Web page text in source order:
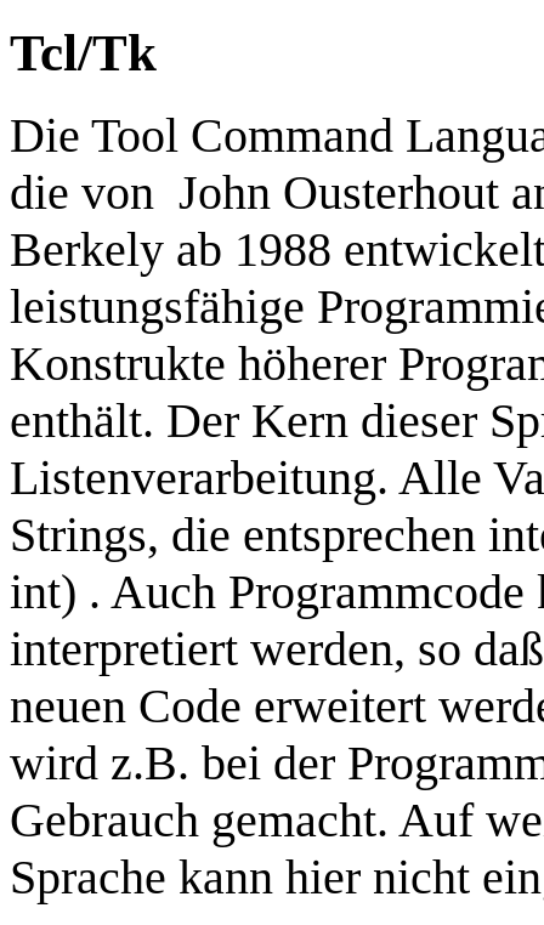
Tcl/Tk
Die Tool Command
die von John Ousterhout
Berkely ab 1988
leistungsfähige
Konstrukte höherer
enthält. Der Kern dieser
Listenverarbeitung. Alle
Strings, die entsprechen
int) . Auch
interpretiert werden, so
neuen Code erweitert
wird z.B. bei der
Gebrauch gemacht. Auf
Sprache kann hier nicht